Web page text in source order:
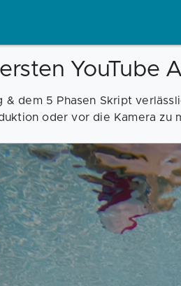
YouTube
dem 5 Phasen Skript
oder vor die Kamera zu